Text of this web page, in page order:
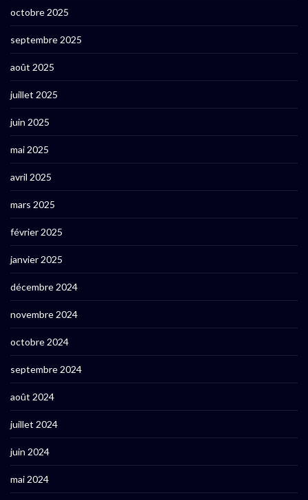
octobre 2025
septembre 2025
août 2025
juillet 2025
juin 2025
mai 2025
avril 2025
mars 2025
février 2025
janvier 2025
décembre 2024
novembre 2024
octobre 2024
septembre 2024
août 2024
juillet 2024
juin 2024
mai 2024